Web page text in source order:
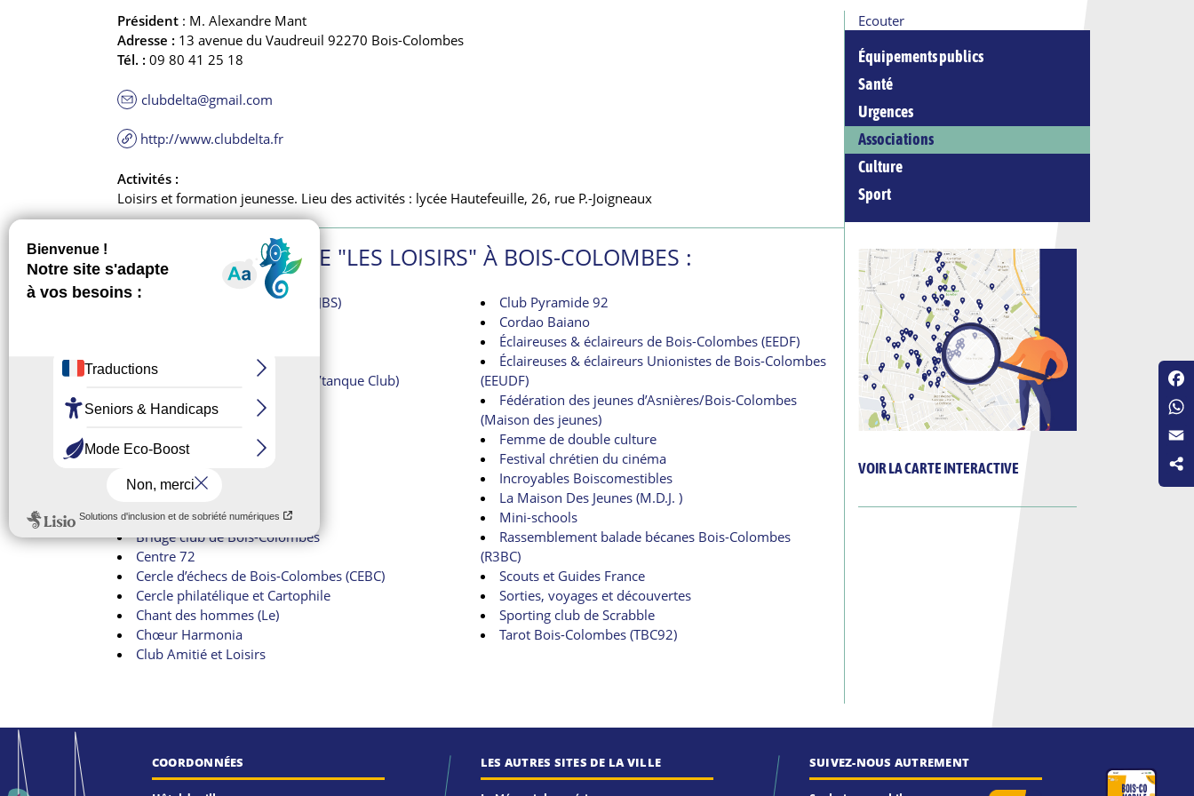
Président : M. Alexandre Mant
Adresse : 13 avenue du Vaudreuil 92270 Bois-Colombes
Tél. : 09 80 41 25 18
clubdelta@gmail.com
http://www.clubdelta.fr
Activités :
Loisirs et formation jeunesse. Lieu des activités : lycée Hautefeuille, 26, rue P.-Joigneaux
DANS LA CATÉGORIE "LES LOISIRS" À BOIS-COLOMBES :
A Cœur Joie – La villanelle (ACJBS)
A.C.E.L de Bon Secours
Amicale de pétanque de BC (P’tanque Club)
Amicale des Bretons
Amicalement jeux
Au chœur de la ville
Billard
Bois-co.Land
Bois-Colombes Accueil (BCA)
Bridge club de Bois-Colombes
Centre 72
Cercle d’échecs de Bois-Colombes (CEBC)
Cercle philatélique et Cartophile
Chant des hommes (Le)
Chœur Harmonia
Club Amitié et Loisirs
Club Pyramide 92
Cordao Baiano
Éclaireuses & éclaireurs de Bois-Colombes (EEDF)
Éclaireuses & éclaireurs Unionistes de Bois-Colombes
(EEUDF)
Fédération des jeunes d’Asnières/Bois-Colombes
(Maison des jeunes)
Femme de double culture
Festival chrétien du cinéma
Incroyables Boiscomestibles
La Maison Des Jeunes (M.D.J. )
Mini-schools
Rassemblement balade bécanes Bois-Colombes
(R3BC)
Scouts et Guides France
Sorties, voyages et découvertes
Sporting club de Scrabble
Tarot Bois-Colombes (TBC92)
Ecouter
Équipements publics
Santé
Urgences
Associations
Culture
Sport
VOIR LA CARTE INTERACTIVE
COORDONNÉES LES AUTRES SITES DE LA VILLE SUIVEZ-NOUS AUTREMENT